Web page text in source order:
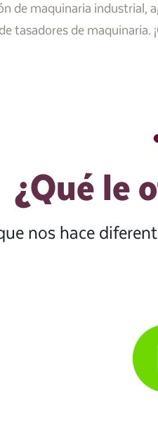
de maquinaria industrial,
tasadores de
¿Qué le
nos hace